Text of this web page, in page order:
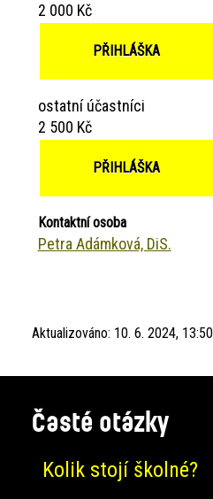
2 000 Kč
PŘIHLÁŠKA
ostatní účastníci
2 500 Kč
PŘIHLÁŠKA
Kontaktní osoba
Petra Adámková, DiS.
Aktualizováno: 10. 6. 2024, 13:50
Časté otázky
Kolik stojí školné?